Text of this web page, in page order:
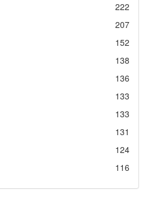
222
207
152
138
136
133
133
131
124
116